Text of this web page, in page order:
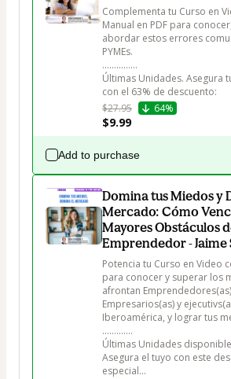
Complementa tu Curso en
Manual en PDF para
abordar estos errores
PYMEs.
...............
Últimas Unidades. Asegura
con el 63% de descuento:
$27.95
64%
$9.99
Add to purchase
Domina tus Miedos y
Mercado: Cómo
Mayores Obstáculos
Emprendedor - Jaime
Potencia tu Curso en Video
para conocer y superar los
afrontan
Empresarios(as) y
Iberoamérica, y lograr tus
.............
Últimas Unidades
Asegura el tuyo con este
especial...